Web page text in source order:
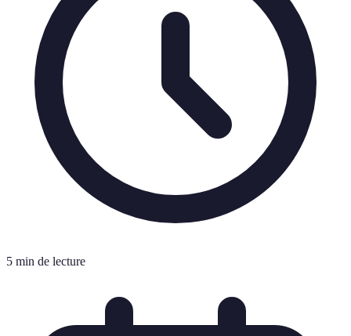
5 min de lecture